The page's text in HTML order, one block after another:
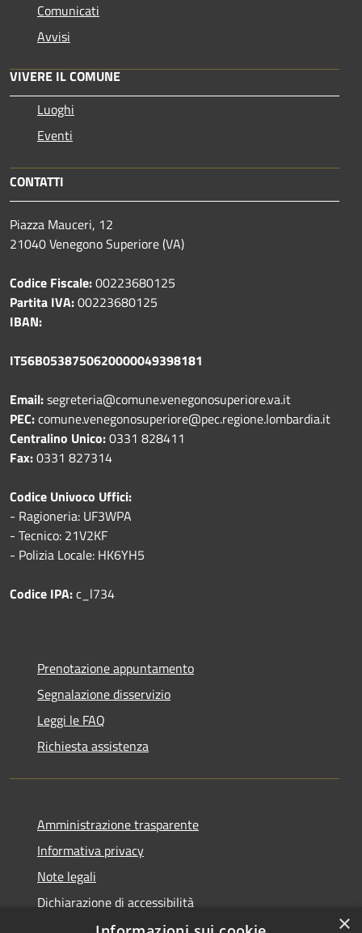
Comunicati
Avvisi
VIVERE IL COMUNE
Luoghi
Eventi
CONTATTI
Piazza Mauceri, 12
21040 Venegono Superiore (VA)
Codice Fiscale:00223680125
Partita IVA:00223680125
IBAN:
IT56B0538750620000049398181
Email:segreteria@comune.venegonosuperiore.va.it
PEC:comune.venegonosuperiore@pec.regione.lombardia.it
Centralino Unico:0331 828411
Fax:0331 827314
Codice Univoco Uffici:
- Ragioneria: UF3WPA
- Tecnico: 21V2KF
- Polizia Locale: HK6YH5
Codice IPA:c_l734
Prenotazione appuntamento
Segnalazione disservizio
Leggi le FAQ
Richiesta assistenza
Amministrazione trasparente
Informativa privacy
Note legali
Dichiarazione di accessibilità
×